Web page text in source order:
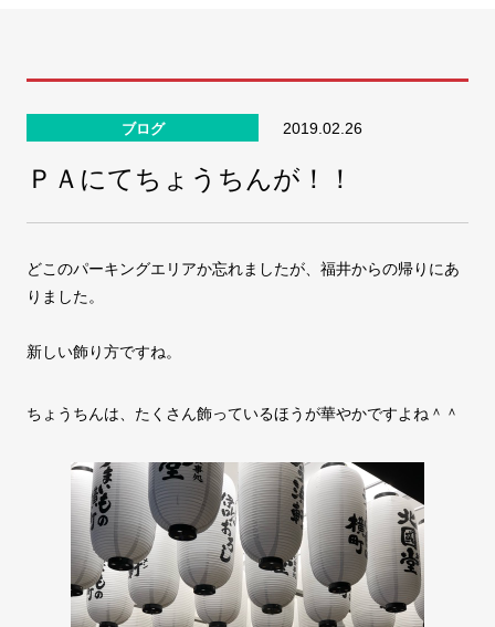
ブログ 2019.02.26
ＰＡにてちょうちんが！！
どこのパーキングエリアか忘れましたが、福井からの帰りにあ
りました。
新しい飾り方ですね。
ちょうちんは、たくさん飾っているほうが華やかですよね＾＾